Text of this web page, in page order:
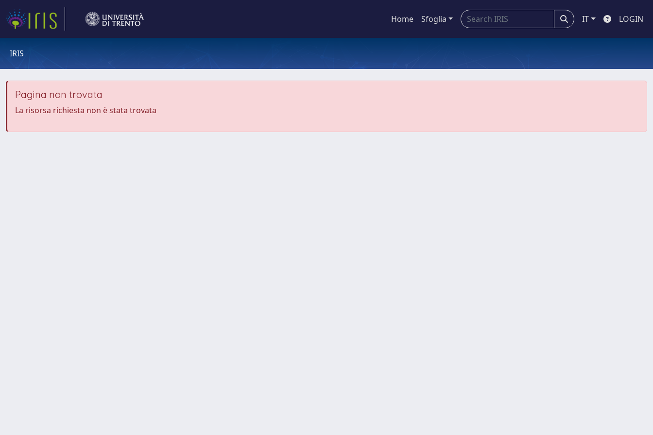
Home Sfoglia IT LOGIN
IRIS
Pagina non trovata
La risorsa richiesta non è stata trovata